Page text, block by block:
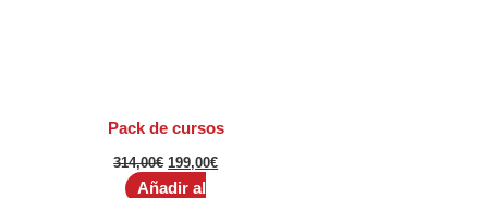
Pack de cursos
314,00€ 199,00€
Añadir al